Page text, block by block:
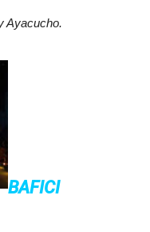
Ayacucho.
BAFICI